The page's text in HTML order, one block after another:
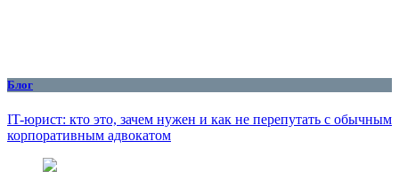
Блог
IT-юрист: кто это, зачем нужен и как не перепутать с обычным
корпоративным адвокатом